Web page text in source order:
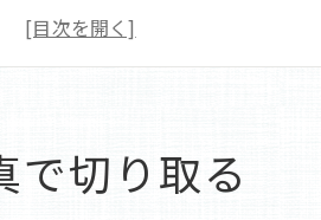
景にした旅館の撮影テクニック
生かした旅館での写真の楽しみ方
然美を写真に収める方法
で切り取る